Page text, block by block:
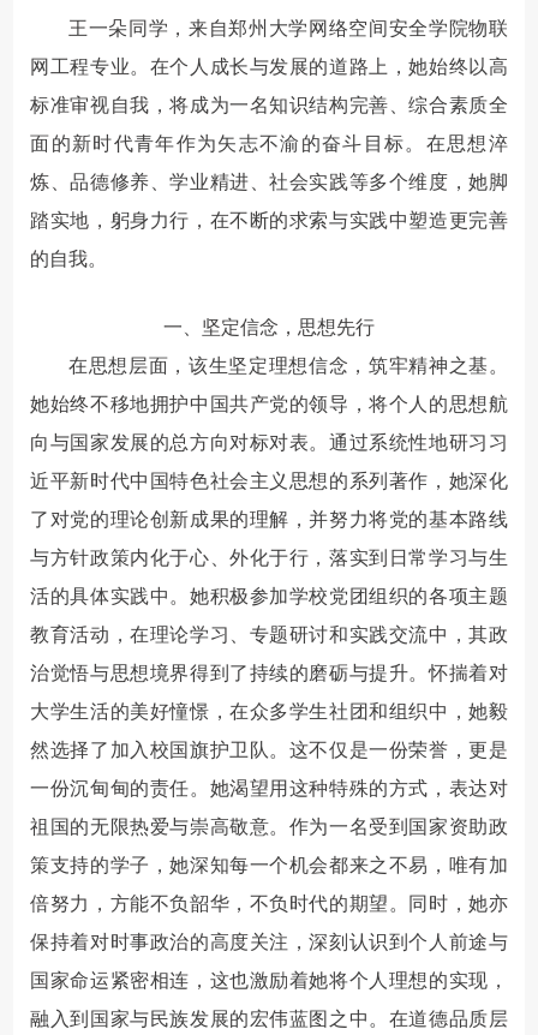
王一朵同学，来自郑州大学网络空间安全学院物联
网工程专业。在个人成长与发展的道路上，她始终以高
标准审视自我，将成为一名知识结构完善、综合素质全
面的新时代青年作为矢志不渝的奋斗目标。在思想淬
炼、品德修养、学业精进、社会实践等多个维度，她脚
踏实地，躬身力行，在不断的求索与实践中塑造更完善
的自我。
一、坚定信念，思想先行
在思想层面，该生坚定理想信念，筑牢精神之基。
她始终不移地拥护中国共产党的领导，将个人的思想航
向与国家发展的总方向对标对表。通过系统性地研习习
近平新时代中国特色社会主义思想的系列著作，她深化
了对党的理论创新成果的理解，并努力将党的基本路线
与方针政策内化于心、外化于行，落实到日常学习与生
活的具体实践中。她积极参加学校党团组织的各项主题
教育活动，在理论学习、专题研讨和实践交流中，其政
治觉悟与思想境界得到了持续的磨砺与提升。怀揣着对
大学生活的美好憧憬，在众多学生社团和组织中，她毅
然选择了加入校国旗护卫队。这不仅是一份荣誉，更是
一份沉甸甸的责任。她渴望用这种特殊的方式，表达对
祖国的无限热爱与崇高敬意。作为一名受到国家资助政
策支持的学子，她深知每一个机会都来之不易，唯有加
倍努力，方能不负韶华，不负时代的期望。同时，她亦
保持着对时事政治的高度关注，深刻认识到个人前途与
国家命运紧密相连，这也激励着她将个人理想的实现，
融入到国家与民族发展的宏伟蓝图之中。在道德品质层